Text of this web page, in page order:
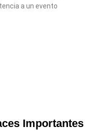
a un evento
Importantes